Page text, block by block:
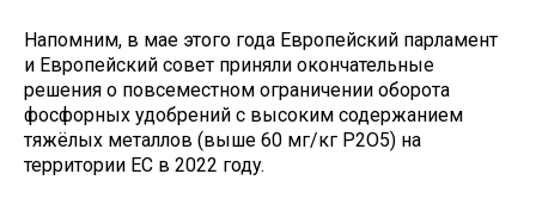
Напомним, в мае этого года Европейский парламент
и Европейский совет приняли окончательные
решения о повсеместном ограничении оборота
фосфорных удобрений с высоким содержанием
тяжёлых металлов (выше 60 мг/кг P2O5) на
территории ЕС в 2022 году.